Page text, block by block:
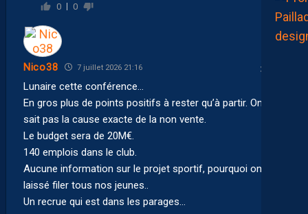
0 0
Nico38 7 juillet 2026 21:16
Lunaire cette conférence…
En gros plus de points positifs à rester qu’à partir. On ne
sait pas la cause exacte de la non vente.
Le budget sera de 20M€.
140 emplois dans le club.
Aucune information sur le projet sportif, pourquoi on a
laissé filer tous nos jeunes..
Un recrue qui est dans les parages…